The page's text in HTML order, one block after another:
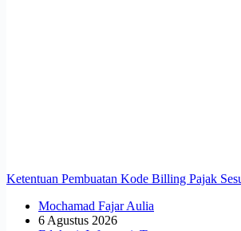
Ketentuan Pembuatan Kode Billing Pajak
Mochamad Fajar Aulia
6 Agustus 2026